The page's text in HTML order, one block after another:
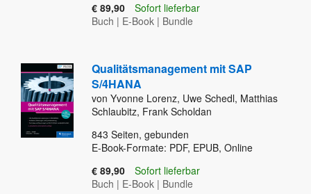
€ 89,90
Sofort lieferbar
Buch | E-Book | Bundle
Qualitätsmanagement mit SAP
S/4HANA
von Yvonne Lorenz, Uwe Schedl, Matthias
Schlaubitz, Frank Scholdan
843 Seiten, gebunden
E-Book-Formate: PDF, EPUB, Online
€ 89,90
Sofort lieferbar
Buch | E-Book | Bundle